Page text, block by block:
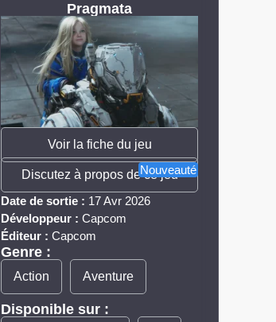
Pragmata
Voir la fiche du jeu
Nouveauté
Discutez à propos de ce jeu
Date de sortie : 17 Avr 2026
Développeur : Capcom
Éditeur : Capcom
Genre :
Action Aventure
Disponible sur :